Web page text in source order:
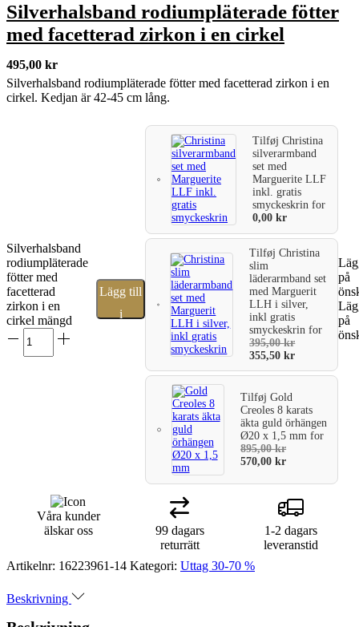
Silverhalsband rodiumpläterade fötter
med facetterad zirkon i en cirkel
495,00 kr
Silverhalsband rodiumpläterade fötter med facetterad zirkon i en
cirkel. Kedjan är 42-45 cm lång.
Silverhalsband
rodiumpläterade
fötter med
facetterad
zirkon i en
cirkel mängd
Lägg till
i
TilføjChristina
silverarmband
set med
Marguerite LLF
inkl. gratis
smyckeskrinfor
0,00kr
TilføjChristina
slim
läderarmband set
med Marguerit
LLH i silver,
inkl gratis
smyckeskrinfor
395,00kr
355,50kr
TilføjGold
Creoles 8 karats
äkta guld örhängen
Ø20 x 1,5 mmfor
895,00kr
570,00kr
på
på
Våra kunder
älskar oss
99 dagars
returrätt
1-2 dagars
leveranstid
Artikelnr: 16223961-14 Kategori: Uttag 30-70 %
Beskrivning